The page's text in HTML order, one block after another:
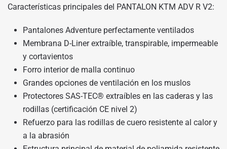
Características principales del PANTALON KTM ADV R V2:
Pantalones Adventure perfectamente ventilados
Membrana D-Liner extraíble, transpirable, impermeable
y cortavientos
Forro interior de malla continuo
Grandes opciones de ventilación en los muslos
Protectores SAS-TEC® extraíbles en las caderas y las
rodillas (certificación CE nivel 2)
Refuerzo para las rodillas de cuero resistente al calor y
a la abrasión